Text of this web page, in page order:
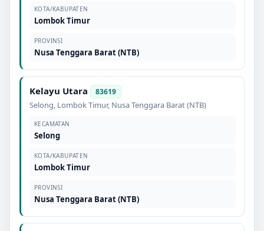
KOTA/KABUPATEN
Lombok Timur
PROVINSI
Nusa Tenggara Barat (NTB)
Kelayu Utara 83619
Selong, Lombok Timur, Nusa Tenggara Barat (NTB)
KECAMATAN
Selong
KOTA/KABUPATEN
Lombok Timur
PROVINSI
Nusa Tenggara Barat (NTB)